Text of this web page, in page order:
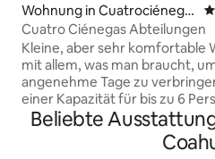
Wohnung in Cuatrociénega
s Municipality
Cuatro Ciénegas Abteilungen
Kleine, aber sehr komfortable
mit allem, was man braucht,
angenehme Tage zu
einer Kapazität für bis zu 6
verfügt es über Internet, einen
modernen Deckenventilator
Bluetooth-Lautsprecher, 2
Beliebte